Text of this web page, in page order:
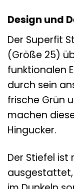
Design und
Der Superfit
(Größe 25)
funktionalen
durch sein
frische Grün
machen
Hingucker.
Der Stiefel
ausgestattet,